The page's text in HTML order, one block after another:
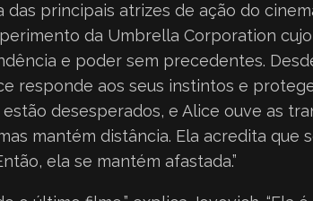
das principais atrizes de ação do
da Umbrella Corporation
e poder sem precedentes.
responde aos seus instintos e
desesperados, e Alice ouve as
mantém distância. Ela acredita que
ela se mantém afastada.”